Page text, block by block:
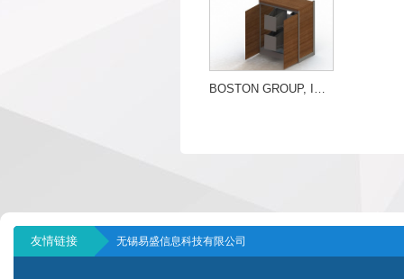
友情链接 无锡易盛信息科技有限公司